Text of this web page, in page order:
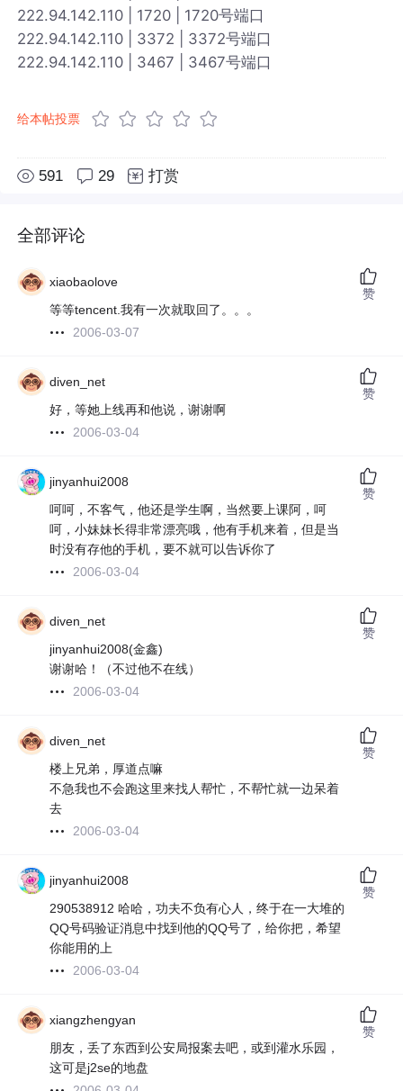
222.94.142.110 | 1720 | 1720号端口
222.94.142.110 | 3372 | 3372号端口
222.94.142.110 | 3467 | 3467号端口
给本帖投票
591 29 打赏
全部评论
xiaobaolove
等等tencent.我有一次就取回了。。。
2006-03-07
赞
diven_net
好，等她上线再和他说，谢谢啊
2006-03-04
赞
jinyanhui2008
呵呵，不客气，他还是学生啊，当然要上课阿，呵
呵，小妹妹长得非常漂亮哦，他有手机来着，但是当
时没有存他的手机，要不就可以告诉你了
2006-03-04
赞
diven_net
jinyanhui2008(金鑫)
谢谢哈！（不过他不在线）
2006-03-04
赞
diven_net
楼上兄弟，厚道点嘛
不急我也不会跑这里来找人帮忙，不帮忙就一边呆着
去
2006-03-04
赞
jinyanhui2008
290538912 哈哈，功夫不负有心人，终于在一大堆的
QQ号码验证消息中找到他的QQ号了，给你把，希望
你能用的上
2006-03-04
赞
xiangzhengyan
朋友，丢了东西到公安局报案去吧，或到灌水乐园，
这可是j2se的地盘
赞